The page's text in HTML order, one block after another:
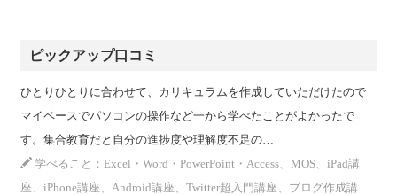
ピックアップ口コミ
ひとりひとりに合わせて、カリキュラムを作成していただけたので
マイペースでパソコンの操作など一から学べたことがよかったで
す。集合教育だと自分の進捗度や理解度不足の…
学べること：Excel・Word・PowerPoint・Access、MOS、iPad講
座、iPhone講座、Android講座、Twitter超入門講座、ブログ作成講